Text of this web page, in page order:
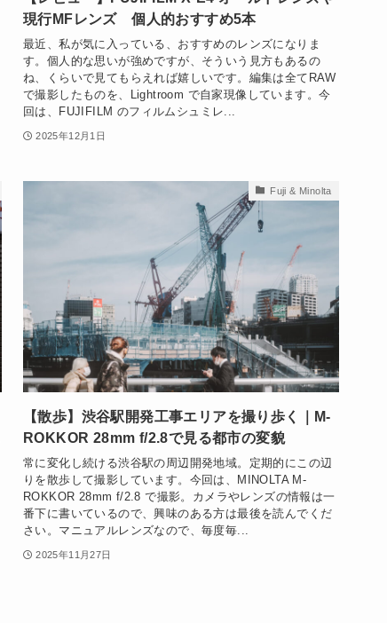
現行MFレンズ 個人的おすすめ5本
最近、私が気に入っている、おすすめのレンズになりま
す。個人的な思いが強めですが、そういう見方もあるの
ね、くらいで見てもらえれば嬉しいです。編集は全てRAW
で撮影したものを、Lightroom で自家現像しています。今
回は、FUJIFILM のフィルムシュミレ...
2025年12月1日
Fuji & Minolta
【散歩】渋谷駅開発工事エリアを撮り歩く｜M-
ROKKOR 28mm f/2.8で見る都市の変貌
常に変化し続ける渋谷駅の周辺開発地域。定期的にこの辺
りを散歩して撮影しています。今回は、MINOLTA M-
ROKKOR 28mm f/2.8 で撮影。カメラやレンズの情報は一
番下に書いているので、興味のある方は最後を読んでくだ
さい。マニュアルレンズなので、毎度毎...
2025年11月27日